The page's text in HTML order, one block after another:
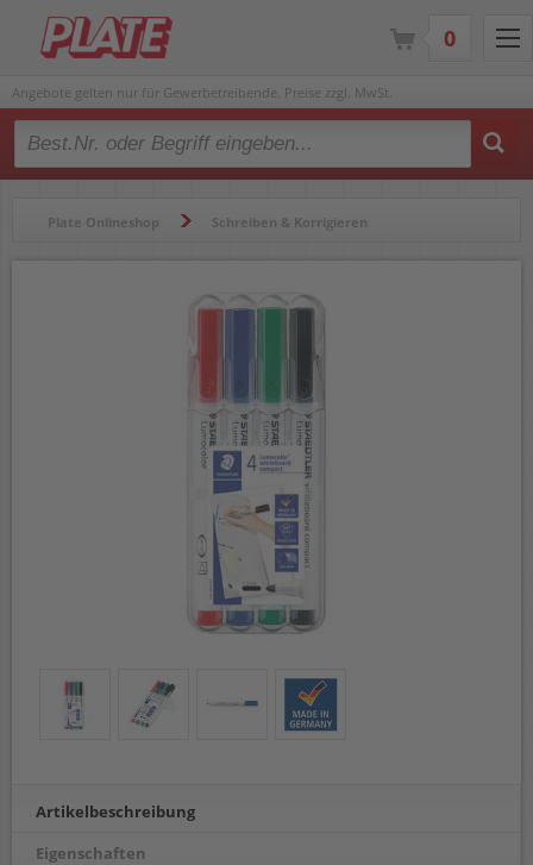
Angebote gelten nur für Gewerbetreibende. Preise zzgl. MwSt.
Type 2 or more characters for results.
Plate Onlineshop Schreiben & Korrigieren
Whiteboardmarker
Boardmarker Staedtler Lumocolor whiteboard compact 341
Artikelbeschreibung
Eigenschaften
0